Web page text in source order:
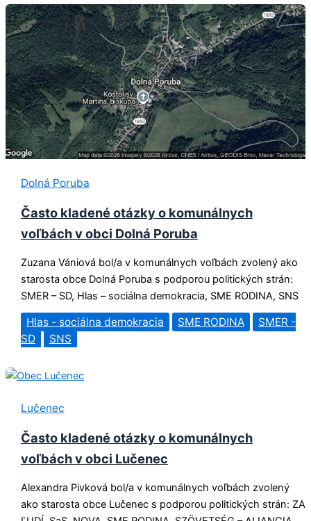
Dolná Poruba
Často kladené otázky o komunálnych
voľbách v obci Dolná Poruba
Zuzana Vániová bol/a v komunálnych voľbách zvolený ako
starosta obce Dolná Poruba s podporou politických strán:
SMER – SD, Hlas – sociálna demokracia, SME RODINA, SNS
Hlas - sociálna demokracia SME RODINA
SMER -
SD
SNS
Lučenec
Často kladené otázky o komunálnych
voľbách v obci Lučenec
Alexandra Pivková bol/a v komunálnych voľbách zvolený
ako starosta obce Lučenec s podporou politických strán: ZA